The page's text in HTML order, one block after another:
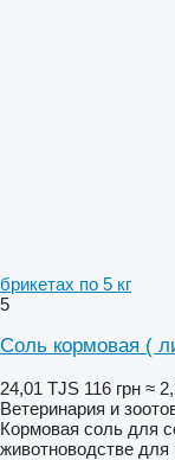
брикетах по 5 кг
5
Соль кормовая (
24,01 TJS 116 грн ≈
Ветеринария и
Кормовая соль для
животноводстве